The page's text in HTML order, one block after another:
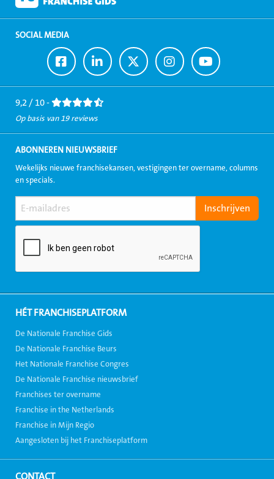
SOCIAL MEDIA
Ga
naar
Facebook
Ga
naar
LinkedIn
Ga
naar
Twitter
Ga
naar
Instagram
Ga
naar
Youtube
9,2 / 10 -
Op basis van 19 reviews
ABONNEREN NIEUWSBRIEF
Wekelijks nieuwe franchisekansen, vestigingen ter overname, columns
en specials.
HÉT FRANCHISEPLATFORM
De Nationale Franchise Gids
De Nationale Franchise Beurs
Het Nationale Franchise Congres
De Nationale Franchise nieuwsbrief
Franchises ter overname
Franchise in the Netherlands
Franchise in Mijn Regio
Aangesloten bij het Franchiseplatform
CONTACT